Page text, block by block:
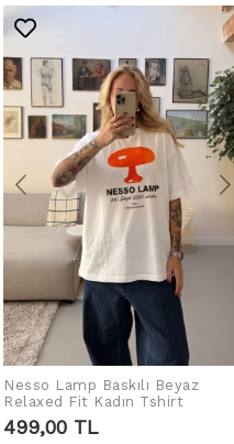
IN DEN WARENKORB
LEGEN
Nesso Lamp Baskılı Beyaz
Relaxed Fit Kadın Tshirt
499,00 TL